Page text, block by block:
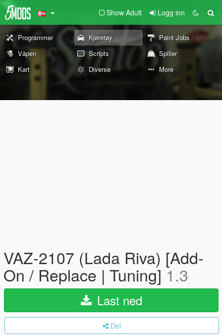
Show Adult Logg inn
Programmer Kjøretøy
Paint Jobs
Våpen
Scripts
Spiller
Kart
Diverse More
VAZ-2107 (Lada Riva) [Add-
On / Replace | Tuning] 1.3
Last ned
Del